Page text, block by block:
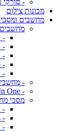
- סורקי
מכונות צילום
מחשבים
מחשבים
- HP
- DELL
- ASUS
- Apple
- LENOVO
-
- AIO - All In One
מסכי
- HP
- Philips
- MAG